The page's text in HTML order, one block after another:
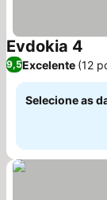
Evdokia 4
9,5Excelente (12
Selecione as